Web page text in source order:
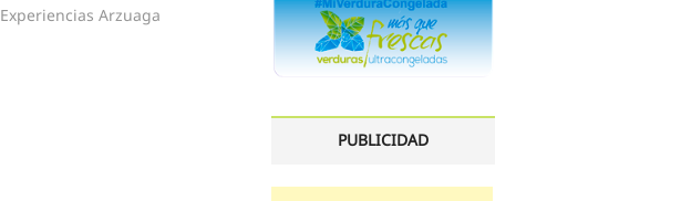
post:
Experiencias Arzuaga
PUBLICIDAD